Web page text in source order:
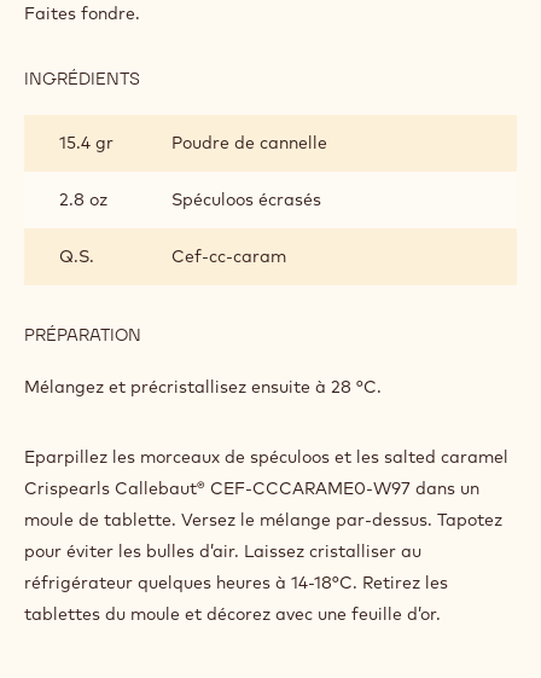
Faites fondre.
INGRÉDIENTS
CANNELLE
ET
SPECULOOS
15.4 gr Poudre de cannelle
2.8 oz Spéculoos écrasés
Q.S. Cef-cc-caram
PRÉPARATION
DORÉ
SPECULOOS
Mélangez et précristallisez ensuite à 28 °C.
Eparpillez les morceaux de spéculoos et les salted caramel
Crispearls Callebaut® CEF-CCCARAME0-W97 dans un
moule de tablette. Versez le mélange par-dessus. Tapotez
pour éviter les bulles d’air. Laissez cristalliser au
réfrigérateur quelques heures à 14-18°C. Retirez les
tablettes du moule et décorez avec une feuille d’or.